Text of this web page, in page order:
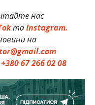
нас
таInstagram.
на
+380 67 266 02 08